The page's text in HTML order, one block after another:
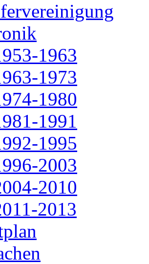
1963
1973
1980
1991
1995
2003
2010
2013